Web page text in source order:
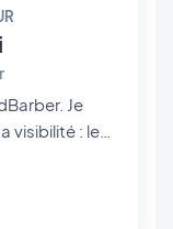
Je
visibilité : les
dont ils
Storyteller